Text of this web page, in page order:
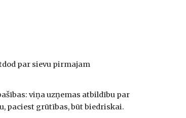
par sievu pirmajam
viņa uzņemas atbildību par
paciest grūtības, būt biedriskai.